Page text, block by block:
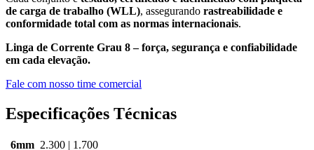
de carga de trabalho (WLL), assegurando rastreabilidade e
conformidade total com as normas internacionais.
Linga de Corrente Grau 8 – força, segurança e confiabilidade
em cada elevação.
Fale com nosso time comercial
Especificações Técnicas
6mm 2.300 | 1.700